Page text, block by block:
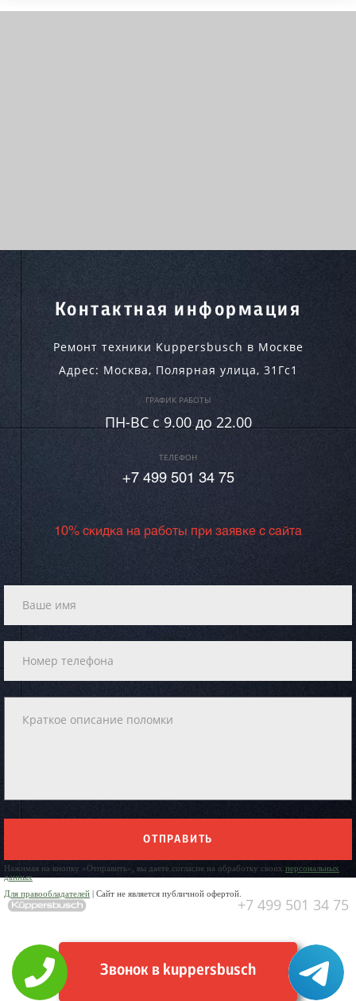
Контактная информация
Ремонт техники Kuppersbusch в Москве
Адрес: Москва, Полярная улица, 31Гс1
ГРАФИК РАБОТЫ
ПН-ВC c 9.00 до 22.00
ТЕЛЕФОН
+7 499 501 34 75
10% скидка на работы при заявке с сайта
ОТПРАВИТЬ
Нажимая на кнопку «Отправить», вы даете согласие на обработку своих персональных
данных
Для правообладателей | Сайт не является публичной офертой.
+7 499 501 34 75
Звонок в kuppersbusch